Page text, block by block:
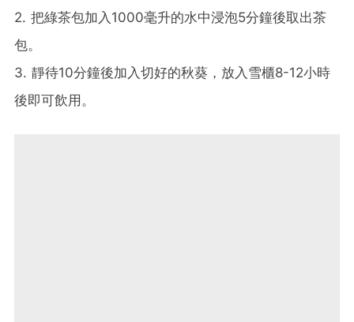
2. 把綠茶包加入1000毫升的水中浸泡5分鐘後取出茶
包。
3. 靜待10分鐘後加入切好的秋葵，放入雪櫃8-12小時
後即可飲用。